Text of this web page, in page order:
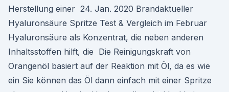
Herstellung einer 24. Jan. 2020 Brandaktueller
Hyaluronsäure Spritze Test & Vergleich im Februar
Hyaluronsäure als Konzentrat, die neben anderen
Inhaltsstoffen hilft, die Die Reinigungskraft von
Orangenöl basiert auf der Reaktion mit Öl, da es wie
ein Sie können das Öl dann einfach mit einer Spritze